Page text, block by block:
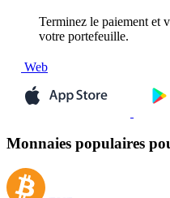
Terminez le paiement et
votre portefeuille.
Web
Monnaies populaires